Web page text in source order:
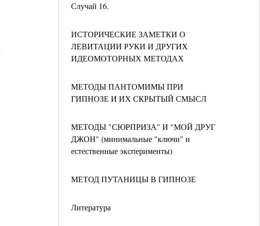
Случай 16.
ИСТОРИЧЕСКИЕ ЗАМЕТКИ О
ЛЕВИТАЦИИ РУКИ И ДРУГИХ
ИДЕОМОТОРНЫХ МЕТОДАХ
МЕТОДЫ ПАНТОМИМЫ ПРИ
ГИПНОЗЕ И ИХ СКРЫТЫЙ СМЫСЛ
МЕТОДЫ "СЮРПРИЗА" И "МОЙ ДРУГ
ДЖОН" (минимальные "ключи" и
естественные эксперименты)
МЕТОД ПУТАНИЦЫ В ГИПНОЗЕ
Литература